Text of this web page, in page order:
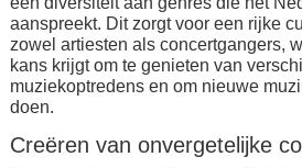
aanspreekt. Dit zorgt voor een rijke
zowel artiesten als concertgangers,
kans krijgt om te genieten van
muziekoptredens en om nieuwe
doen.
Creëren van onvergetelijke